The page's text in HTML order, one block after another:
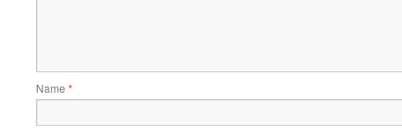
Name *